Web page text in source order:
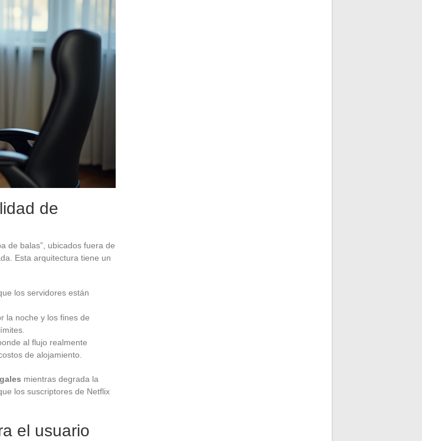
de
de balas”, ubicados fuera de
Esta arquitectura tiene un
los servidores están
la noche y los fines de
al flujo realmente
de alojamiento.
mientras degrada la
los suscriptores de Netflix
el usuario